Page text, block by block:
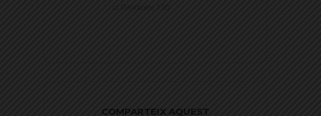
COMPARTEIX AQUEST